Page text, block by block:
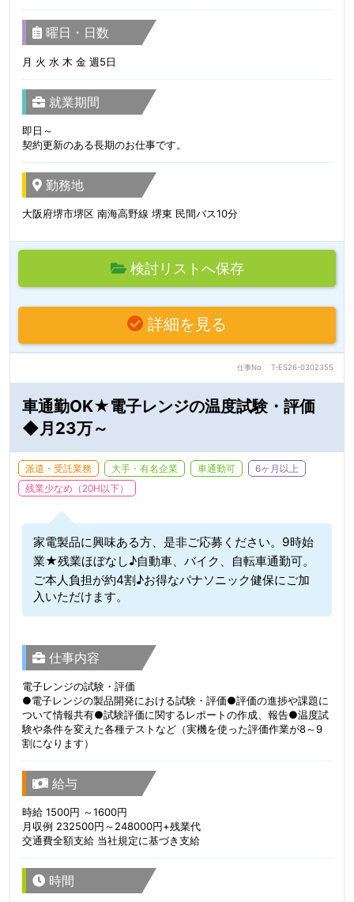
曜日・日数
月 火 水 木 金 週5日
就業期間
即日～
契約更新のある長期のお仕事です。
勤務地
大阪府堺市堺区 南海高野線 堺東 民間バス10分
検討リストへ保存
詳細を見る
仕事No T-ES26-0302355
車通勤OK★電子レンジの温度試験・評価
◆月23万～
派遣・受託業務 大手・有名企業 車通勤可
6ヶ月以上
残業少なめ（20H以下）
家電製品に興味ある方、是非ご応募ください。9時始
業★残業ほぼなし♪自動車、バイク、自転車通勤可。
ご本人負担が約4割♪お得なパナソニック健保にご加
入いただけます。
仕事内容
電子レンジの試験・評価
●電子レンジの製品開発における試験・評価●評価の進捗や課題に
ついて情報共有●試験評価に関するレポートの作成、報告●温度試
験や条件を変えた各種テストなど（実機を使った評価作業が8～9
割になります）
給与
時給 1500円 ～1600円
月収例 232500円～248000円+残業代
交通費全額支給 当社規定に基づき支給
時間